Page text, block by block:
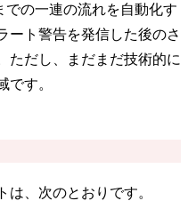
での一連の流れを自動化す
ート警告を発信した後のさ
ただし、まだまだ技術的に
です。
、次のとおりです。